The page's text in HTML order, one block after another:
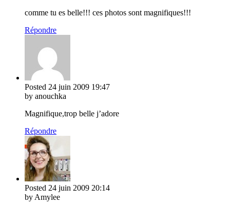
comme tu es belle!!! ces photos sont magnifiques!!!
Répondre
Posted 24 juin 2009 19:47
by anouchka
Magnifique,trop belle j’adore
Répondre
Posted 24 juin 2009 20:14
by Amylee